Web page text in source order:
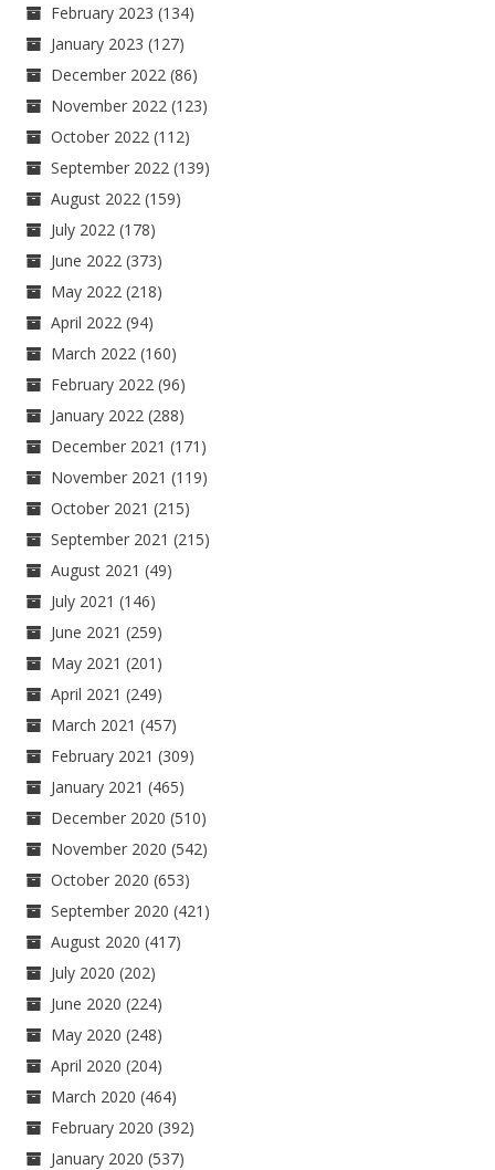
February 2023 (134)
January 2023 (127)
December 2022 (86)
November 2022 (123)
October 2022 (112)
September 2022 (139)
August 2022 (159)
July 2022 (178)
June 2022 (373)
May 2022 (218)
April 2022 (94)
March 2022 (160)
February 2022 (96)
January 2022 (288)
December 2021 (171)
November 2021 (119)
October 2021 (215)
September 2021 (215)
August 2021 (49)
July 2021 (146)
June 2021 (259)
May 2021 (201)
April 2021 (249)
March 2021 (457)
February 2021 (309)
January 2021 (465)
December 2020 (510)
November 2020 (542)
October 2020 (653)
September 2020 (421)
August 2020 (417)
July 2020 (202)
June 2020 (224)
May 2020 (248)
April 2020 (204)
March 2020 (464)
February 2020 (392)
January 2020 (537)